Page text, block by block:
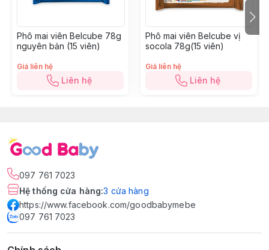
Phô mai viên Belcube 78g
nguyên bản (15 viên)
Giá liên hệ
Liên hệ
Phô mai viên Belcube vị
socola 78g(15 viên)
Giá liên hệ
Liên hệ
097 761 7023
Hệ thống cửa hàng:3 cửa hàng
https://www.facebook.com/goodbabymebe
097 761 7023